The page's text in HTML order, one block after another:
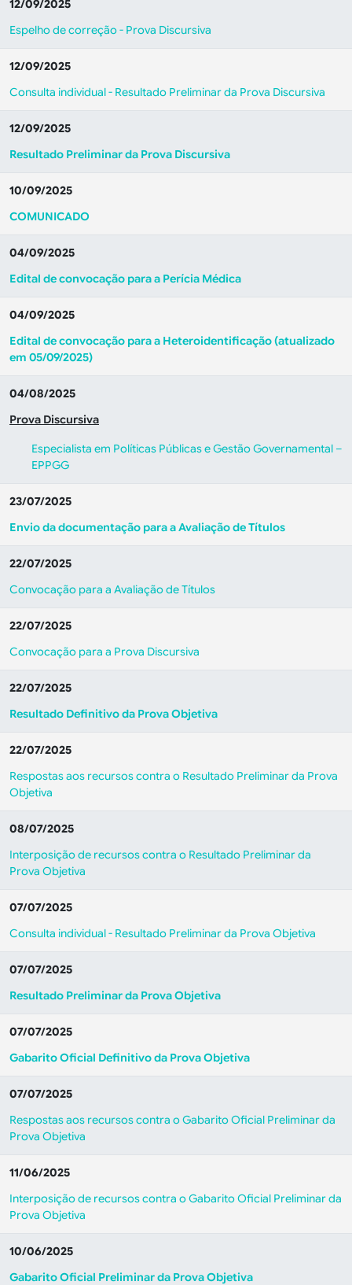
12/09/2025
Espelho de correção - Prova Discursiva
12/09/2025
Consulta individual - Resultado Preliminar da Prova Discursiva
12/09/2025
Resultado Preliminar da Prova Discursiva
10/09/2025
COMUNICADO
04/09/2025
Edital de convocação para a Perícia Médica
04/09/2025
Edital de convocação para a Heteroidentificação (atualizado
em 05/09/2025)
04/08/2025
Prova Discursiva
Especialista em Políticas Públicas e Gestão Governamental –
EPPGG
23/07/2025
Envio da documentação para a Avaliação de Títulos
22/07/2025
Convocação para a Avaliação de Títulos
22/07/2025
Convocação para a Prova Discursiva
22/07/2025
Resultado Definitivo da Prova Objetiva
22/07/2025
Respostas aos recursos contra o Resultado Preliminar da Prova
Objetiva
08/07/2025
Interposição de recursos contra o Resultado Preliminar da
Prova Objetiva
07/07/2025
Consulta individual - Resultado Preliminar da Prova Objetiva
07/07/2025
Resultado Preliminar da Prova Objetiva
07/07/2025
Gabarito Oficial Definitivo da Prova Objetiva
07/07/2025
Respostas aos recursos contra o Gabarito Oficial Preliminar da
Prova Objetiva
11/06/2025
Interposição de recursos contra o Gabarito Oficial Preliminar da
Prova Objetiva
10/06/2025
Gabarito Oficial Preliminar da Prova Objetiva